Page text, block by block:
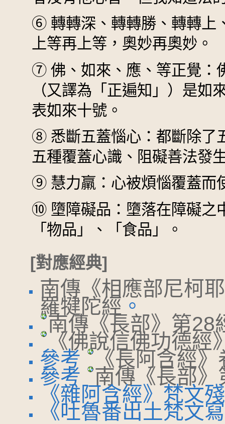
⑥ 轉轉深、轉轉勝、轉轉上
上等再上等，奧妙再奧妙。
⑦ 佛、如來、應、等正覺：
（又譯為「正遍知」）是如
表如來十號。
⑧ 悉斷五蓋惱心：都斷除了
五種覆蓋心識、阻礙善法發
⑨ 慧力羸：心被煩惱覆蓋而
⑩ 墮障礙品：墮落在障礙之
「物品」、「食品」。
[對應經典]
南傳《相應部尼柯
羅犍陀經 。
南傳《長部》第28
《佛說信佛功德經
參考 《長阿含經
參考 南傳《長部
《雜阿含經》梵文
《吐魯番出土梵文